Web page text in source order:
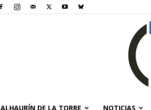
ALHAURÍN DE LA TORRE NOTICIAS